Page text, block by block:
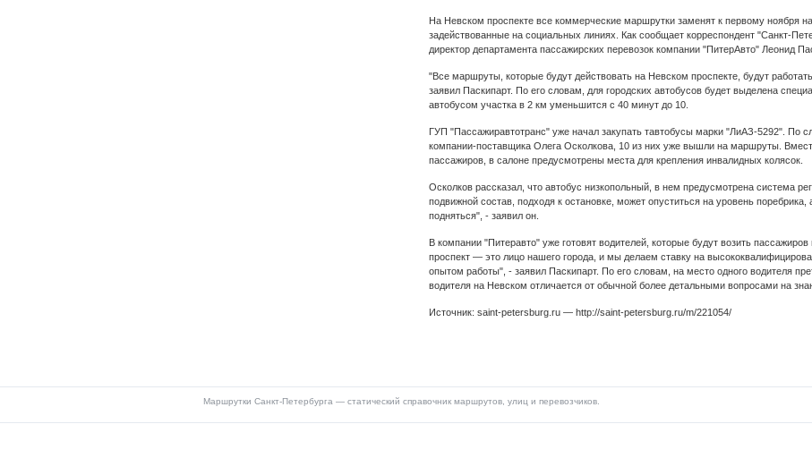
На Невском проспекте все коммерческие маршрутки заменят к первому ноября
задействованные на социальных линиях. Как сообщает корреспондент "Санкт-
директор департамента пассажирских перевозок компании "ПитерАвто" Леонид
"Все маршруты, которые будут действовать на Невском проспекте, будут
заявил Паскипарт. По его словам, для городских автобусов будет выделена
автобусом участка в 2 км уменьшится с 40 минут до 10.
ГУП "Пассажиравтотранс" уже начал закупать тавтобусы марки "ЛиАЗ-5292". По
компании-поставщика Олега Осколкова, 10 из них уже вышли на маршруты.
пассажиров, в салоне предусмотрены места для крепления инвалидных колясок.
Осколков рассказал, что автобус низкопольный, в нем предусмотрена система
подвижной состав, подходя к остановке, может опуститься на уровень
подняться", - заявил он.
В компании "Питеравто" уже готовят водителей, которые будут возить
проспект — это лицо нашего города, и мы делаем ставку на
опытом работы", - заявил Паскипарт. По его словам, на место одного водителя
водителя на Невском отличается от обычной более детальными вопросами на
Источник: saint-petersburg.ru — http://saint-petersburg.ru/m/221054/
Маршрутки Санкт-Петербурга — статический справочник маршрутов, улиц и перевозчиков.